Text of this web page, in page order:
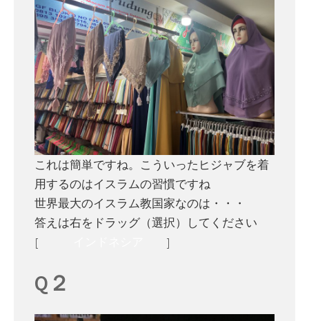
これは簡単ですね。こういったヒジャブを着
用するのはイスラムの習慣ですね
世界最大のイスラム教国家なのは・・・
答えは右をドラッグ（選択）してください
[
]
Q２